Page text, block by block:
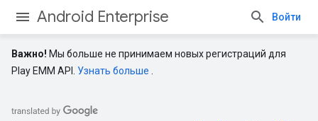
Android Enterprise Войти
Важно! Мы больше не принимаем новых регистраций для
Play EMM API. Узнать больше